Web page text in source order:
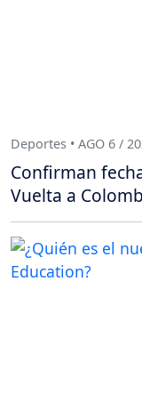
Deportes • AGO 6 /
Confirman
Vuelta a